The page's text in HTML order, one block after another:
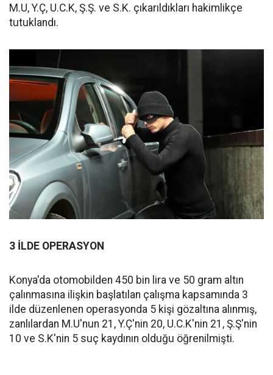
M.U, Y.Ç, U.C.K, Ş.Ş. ve S.K. çıkarıldıkları hakimlikçe
tutuklandı.
3 İLDE OPERASYON
Konya'da otomobilden 450 bin lira ve 50 gram altın
çalınmasına ilişkin başlatılan çalışma kapsamında 3
ilde düzenlenen operasyonda 5 kişi gözaltına alınmış,
zanlılardan M.U'nun 21, Y.Ç'nin 20, U.C.K'nin 21, Ş.Ş'nin
10 ve S.K'nin 5 suç kaydının olduğu öğrenilmişti.